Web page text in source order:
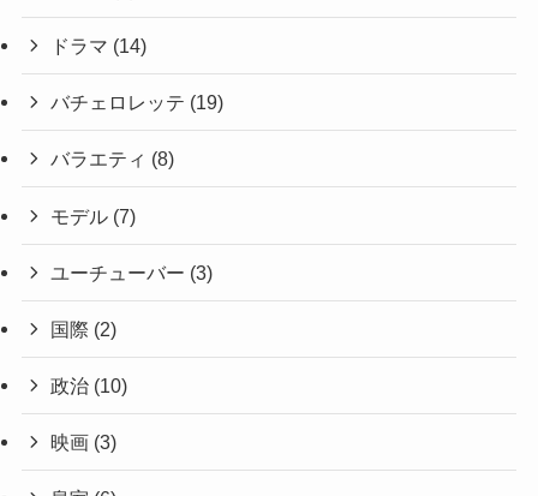
ドラマ (14)
バチェロレッテ (19)
バラエティ (8)
モデル (7)
ユーチューバー (3)
国際 (2)
政治 (10)
映画 (3)